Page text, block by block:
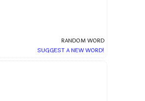
RANDOM WORD
SUGGEST A NEW WORD!